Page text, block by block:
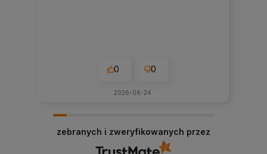
0 0
2026-06-24
zebranych i zweryfikowanych przez